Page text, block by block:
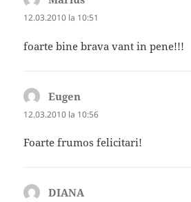
12.03.2010 la 10:51
foarte bine brava vant in pene!!!
Eugen
12.03.2010 la 10:56
Foarte frumos felicitari!
DIANA